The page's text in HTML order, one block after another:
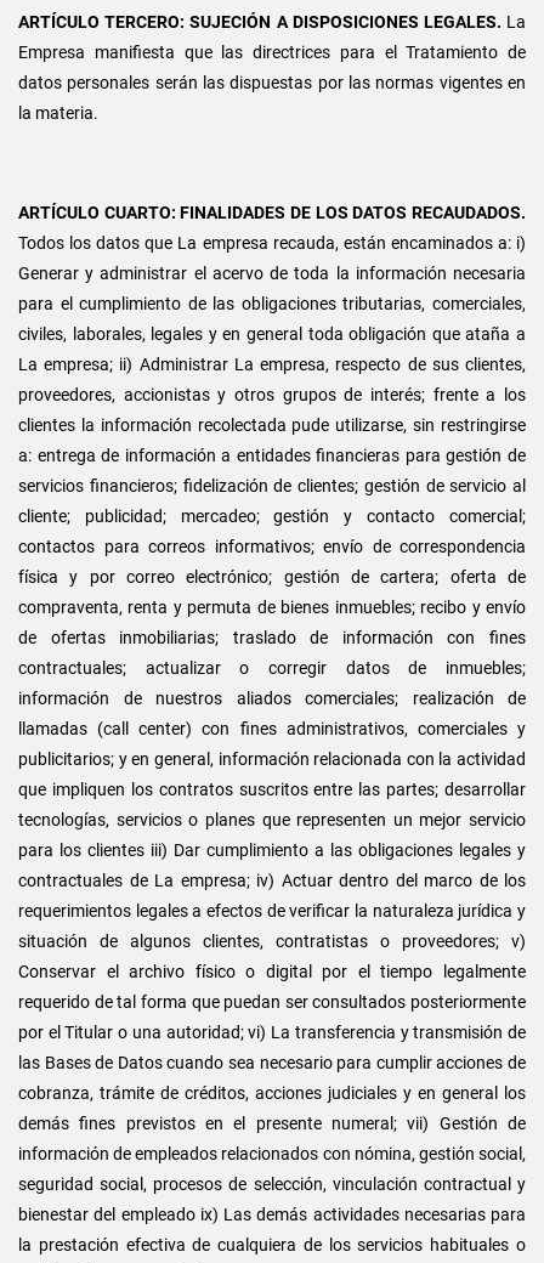
ARTÍCULO TERCERO: SUJECIÓN A DISPOSICIONES LEGALES. La
Empresa manifiesta que las directrices para el Tratamiento de
datos personales serán las dispuestas por las normas vigentes en
la materia.
ARTÍCULO CUARTO: FINALIDADES DE LOS DATOS RECAUDADOS.
Todos los datos que La empresa recauda, están encaminados a: i)
Generar y administrar el acervo de toda la información necesaria
para el cumplimiento de las obligaciones tributarias, comerciales,
civiles, laborales, legales y en general toda obligación que ataña a
La empresa; ii) Administrar La empresa, respecto de sus clientes,
proveedores, accionistas y otros grupos de interés; frente a los
clientes la información recolectada pude utilizarse, sin restringirse
a: entrega de información a entidades financieras para gestión de
servicios financieros; fidelización de clientes; gestión de servicio al
cliente; publicidad; mercadeo; gestión y contacto comercial;
contactos para correos informativos; envío de correspondencia
física y por correo electrónico; gestión de cartera; oferta de
compraventa, renta y permuta de bienes inmuebles; recibo y envío
de ofertas inmobiliarias; traslado de información con fines
contractuales; actualizar o corregir datos de inmuebles;
información de nuestros aliados comerciales; realización de
llamadas (call center) con fines administrativos, comerciales y
publicitarios; y en general, información relacionada con la actividad
que impliquen los contratos suscritos entre las partes; desarrollar
tecnologías, servicios o planes que representen un mejor servicio
para los clientes iii) Dar cumplimiento a las obligaciones legales y
contractuales de La empresa; iv) Actuar dentro del marco de los
requerimientos legales a efectos de verificar la naturaleza jurídica y
situación de algunos clientes, contratistas o proveedores; v)
Conservar el archivo físico o digital por el tiempo legalmente
requerido de tal forma que puedan ser consultados posteriormente
por el Titular o una autoridad; vi) La transferencia y transmisión de
las Bases de Datos cuando sea necesario para cumplir acciones de
cobranza, trámite de créditos, acciones judiciales y en general los
demás fines previstos en el presente numeral; vii) Gestión de
información de empleados relacionados con nómina, gestión social,
seguridad social, procesos de selección, vinculación contractual y
bienestar del empleado ix) Las demás actividades necesarias para
la prestación efectiva de cualquiera de los servicios habituales o